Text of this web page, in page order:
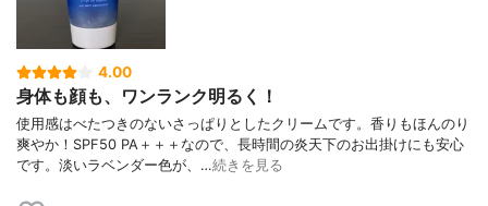
4.00
身体も顔も、ワンランク明るく！
使用感はべたつきのないさっぱりとしたクリームです。香りもほんのり
爽やか！SPF50 PA＋＋＋なので、長時間の炎天下のお出掛けにも安心
です。淡いラベンダー色が、…続きを見る